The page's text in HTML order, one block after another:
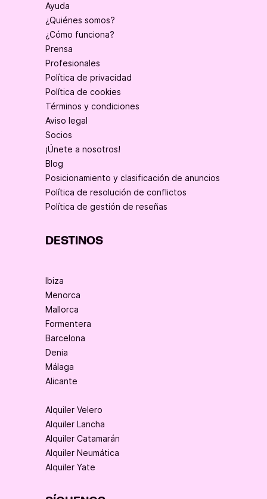
Ayuda
¿Quiénes somos?
¿Cómo funciona?
Prensa
Profesionales
Política de privacidad
Política de cookies
Términos y condiciones
Aviso legal
Socios
¡Únete a nosotros!
Blog
Posicionamiento y clasificación de anuncios
Política de resolución de conflictos
Política de gestión de reseñas
DESTINOS
Ibiza
Menorca
Mallorca
Formentera
Barcelona
Denia
Málaga
Alicante
Alquiler Velero
Alquiler Lancha
Alquiler Catamarán
Alquiler Neumática
Alquiler Yate